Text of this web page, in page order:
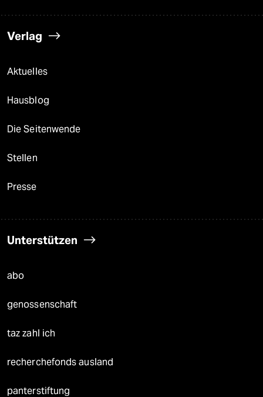
Verlag
Aktuelles
Hausblog
Die Seitenwende
Stellen
Presse
Unterstützen
abo
genossenschaft
taz zahl ich
recherchefonds ausland
panterstiftung